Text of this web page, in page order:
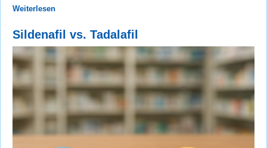
Weiterlesen
Sildenafil vs. Tadalafil